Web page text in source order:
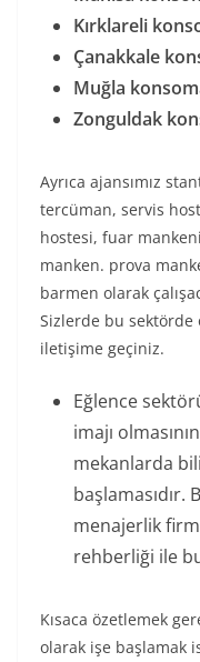
Kırklareli
Çanakkale
Muğla
Zonguldak
Ayrıca ajansımız
tercüman, servis
hostesi, fuar
manken. prova
barmen olarak
Sizlerde bu sektörde
iletişime geçiniz.
Eğlence
imajı
mekanlarda
başlamasıdır.
menajerlik
rehberliği ile
Kısaca özetlemek
olarak işe başlamak